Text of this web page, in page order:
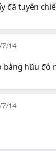
đã tuyên
14
hữu đó
14